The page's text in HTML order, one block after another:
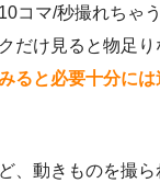
コマ/秒撮れちゃ
だけ見ると物足り
ると必要十分に
、動きものを撮ら